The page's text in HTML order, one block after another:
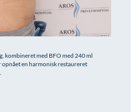
kombineret med BFO med 240 ml
en harmonisk restaureret